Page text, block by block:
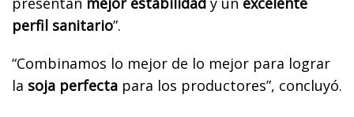
perfil sanitario”.
“Combinamos lo mejor de lo mejor para lograr
la soja perfecta para los productores”, concluyó.